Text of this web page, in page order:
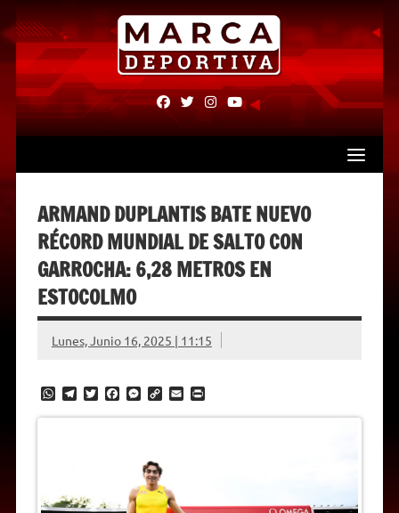
Skip
to
content
fab
fa-
fab
fa-
fab fab
ARMAND DUPLANTIS BATE NUEVO
RÉCORD MUNDIAL DE SALTO CON
GARROCHA: 6,28 METROS EN
ESTOCOLMO
Lunes, Junio 16, 2025 | 11:15
W
a
p
T
l
m
T
i
F
c
M
s
n
g
e
r
C
p
i
n
k
E
a
P
i
e